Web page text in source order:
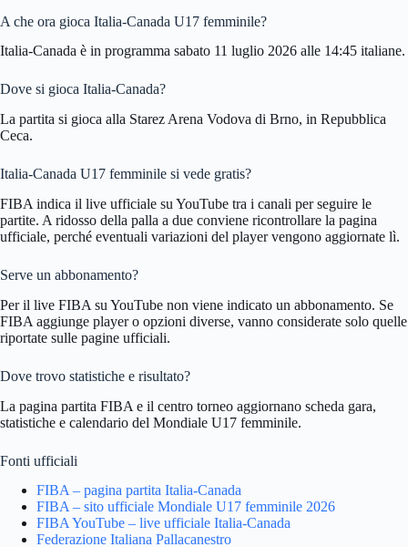
A che ora gioca Italia-Canada U17 femminile?
Italia-Canada è in programma sabato 11 luglio 2026 alle 14:45 italiane.
Dove si gioca Italia-Canada?
La partita si gioca alla Starez Arena Vodova di Brno, in Repubblica
Ceca.
Italia-Canada U17 femminile si vede gratis?
FIBA indica il live ufficiale su YouTube tra i canali per seguire le
partite. A ridosso della palla a due conviene ricontrollare la pagina
ufficiale, perché eventuali variazioni del player vengono aggiornate lì.
Serve un abbonamento?
Per il live FIBA su YouTube non viene indicato un abbonamento. Se
FIBA aggiunge player o opzioni diverse, vanno considerate solo quelle
riportate sulle pagine ufficiali.
Dove trovo statistiche e risultato?
La pagina partita FIBA e il centro torneo aggiornano scheda gara,
statistiche e calendario del Mondiale U17 femminile.
Fonti ufficiali
FIBA – pagina partita Italia-Canada
FIBA – sito ufficiale Mondiale U17 femminile 2026
FIBA YouTube – live ufficiale Italia-Canada
Federazione Italiana Pallacanestro